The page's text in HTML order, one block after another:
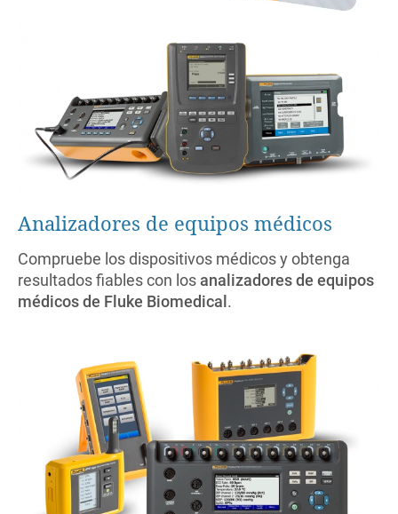
Analizadores de equipos médicos
Compruebe los dispositivos médicos y obtenga
resultados fiables con los analizadores de equipos
médicos de Fluke Biomedical .